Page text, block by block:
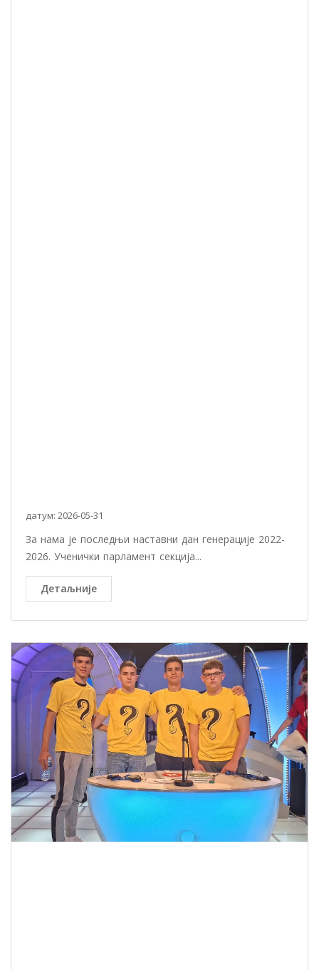
датум: 2026-05-31
За нама је последњи наставни дан генерације 2022-
2026. Ученички парламент секција...
Детаљније